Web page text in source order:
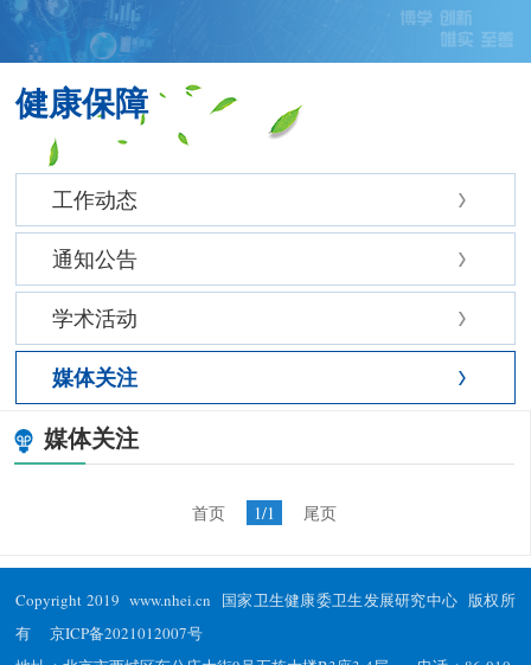
健康保障
工作动态
通知公告
学术活动
媒体关注
媒体关注
首页 1/1 尾页
Copyright 2019 www.nhei.cn 国家卫生健康委卫生发展研究中心 版权所
有京ICP备2021012007号